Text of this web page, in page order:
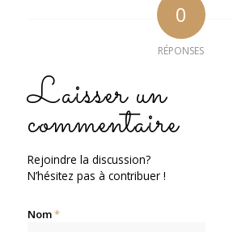
0
RÉPONSES
Laisser un
commentaire
Rejoindre la discussion?
N’hésitez pas à contribuer !
Nom*